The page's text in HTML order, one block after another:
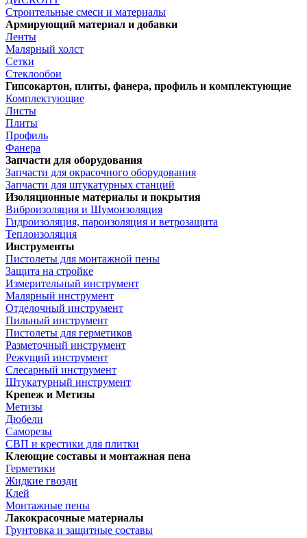
Строительные смеси и материалы
Армирующий материал и добавки
Ленты
Малярный холст
Сетки
Стеклообои
Гипсокартон, плиты, фанера, профиль и комплектующие
Комплектующие
Листы
Плиты
Профиль
Фанера
Запчасти для оборудования
Запчасти для окрасочного оборудования
Запчасти для штукатурных станций
Изоляционные материалы и покрытия
Виброизоляция и Шумоизоляция
Гидроизоляция, пароизоляция и ветрозащита
Теплоизоляция
Инструменты
Пистолеты для монтажной пены
Защита на стройке
Измерительный инструмент
Малярный инструмент
Отделочный инструмент
Пильный инструмент
Пистолеты для герметиков
Разметочный инструмент
Режущий инструмент
Слесарный инструмент
Штукатурный инструмент
Крепеж и Метизы
Метизы
Дюбели
Саморезы
СВП и крестики для плитки
Клеющие составы и монтажная пена
Герметики
Жидкие гвозди
Клей
Монтажные пены
Лакокрасочные материалы
Грунтовка и защитные составы